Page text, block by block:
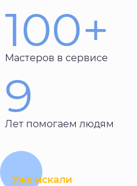
100+
Мастеров в сервисе
9
Лет помогаем людям
Уже искали